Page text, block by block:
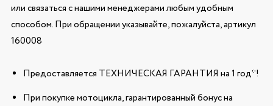
или связаться с нашими менеджерами любым удобным
способом. При обращении указывайте, пожалуйста, артикул
160008
Предоставляется ТЕХНИЧЕСКАЯ ГАРАНТИЯ на 1 год*!
При покупке мотоцикла, гарантированный бонус на